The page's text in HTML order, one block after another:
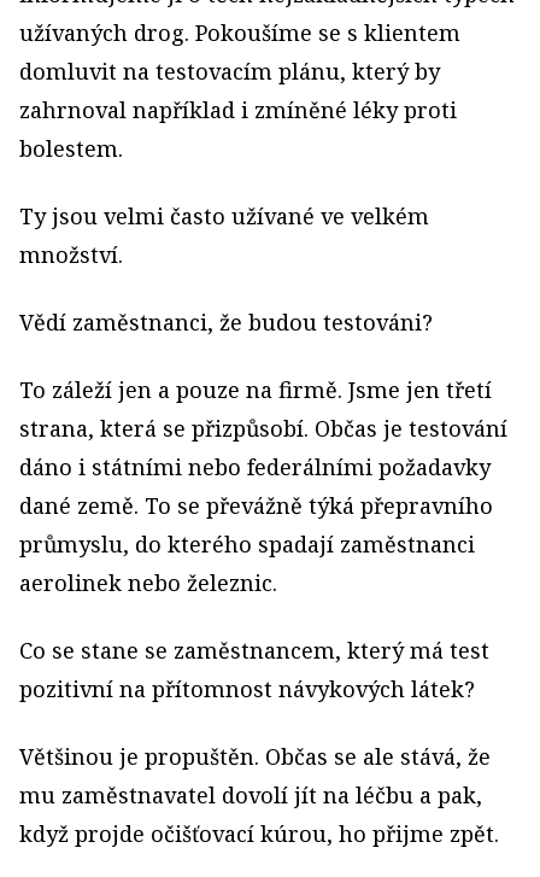
užívaných drog. Pokoušíme se s klientem
domluvit na testovacím plánu, který by
zahrnoval například i zmíněné léky proti
bolestem.
Ty jsou velmi často užívané ve velkém
množství.
Vědí zaměstnanci, že budou testováni?
To záleží jen a pouze na firmě. Jsme jen třetí
strana, která se přizpůsobí. Občas je testování
dáno i státními nebo federálními požadavky
dané země. To se převážně týká přepravního
průmyslu, do kterého spadají zaměstnanci
aerolinek nebo železnic.
Co se stane se zaměstnancem, který má test
pozitivní na přítomnost návykových látek?
Většinou je propuštěn. Občas se ale stává, že
mu zaměstnavatel dovolí jít na léčbu a pak,
když projde očišťovací kúrou, ho přijme zpět.